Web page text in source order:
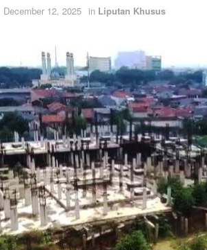
December 12, 2025 in Liputan Khusus